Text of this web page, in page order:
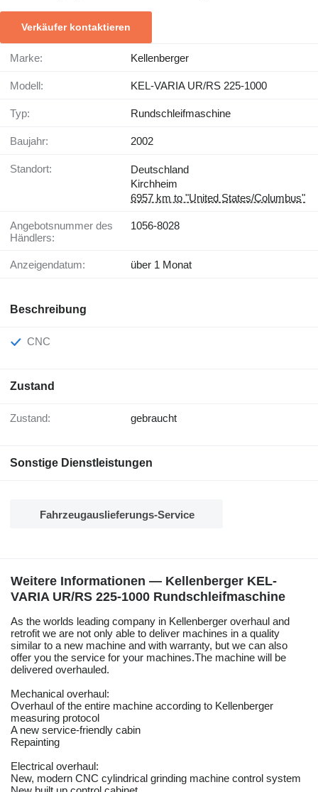
Verkäufer kontaktieren
Marke: Kellenberger
Modell: KEL-VARIA UR/RS 225-1000
Typ: Rundschleifmaschine
Baujahr: 2002
Standort:
Deutschland
Kirchheim
6957 km to "United States/Columbus"
Angebotsnummer des
Händlers:
1056-8028
Anzeigendatum: über 1 Monat
Beschreibung
CNC
Zustand
Zustand: gebraucht
Sonstige Dienstleistungen
Fahrzeugauslieferungs-Service
Weitere Informationen — Kellenberger KEL-
VARIA UR/RS 225-1000 Rundschleifmaschine
As the worlds leading company in Kellenberger overhaul and
retrofit we are not only able to deliver machines in a quality
similar to a new machine and with warranty, but we can also
offer you the service for your machines.The machine will be
delivered overhauled.
Mechanical overhaul:
Overhaul of the entire machine according to Kellenberger
measuring protocol
A new service-friendly cabin
Repainting
Electrical overhaul:
New, modern CNC cylindrical grinding machine control system